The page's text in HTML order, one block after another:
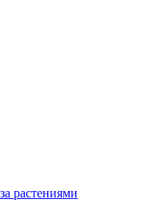
растениями